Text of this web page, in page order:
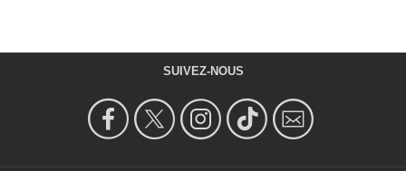
SUIVEZ-NOUS